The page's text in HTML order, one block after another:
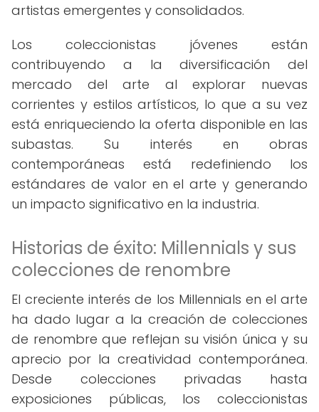
artistas emergentes y consolidados.
Los coleccionistas jóvenes están
contribuyendo a la diversificación del
mercado del arte al explorar nuevas
corrientes y estilos artísticos, lo que a su vez
está enriqueciendo la oferta disponible en las
subastas. Su interés en obras
contemporáneas está redefiniendo los
estándares de valor en el arte y generando
un impacto significativo en la industria.
Historias de éxito: Millennials y sus
colecciones de renombre
El creciente interés de los Millennials en el arte
ha dado lugar a la creación de colecciones
de renombre que reflejan su visión única y su
aprecio por la creatividad contemporánea.
Desde colecciones privadas hasta
exposiciones públicas, los coleccionistas